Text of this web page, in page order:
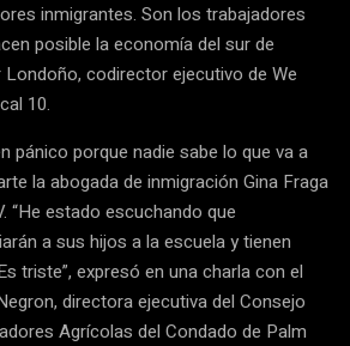
inmigrantes. Son los trabajadores
posible la economía del sur de
Londoño, codirector ejecutivo de We
10.
pánico porque nadie sabe lo que va a
la abogada de inmigración Gina Fraga
“He estado escuchando que
a sus hijos a la escuela y tienen
triste”, expresó en una charla con el
directora ejecutiva del Consejo
Agrícolas del Condado de Palm